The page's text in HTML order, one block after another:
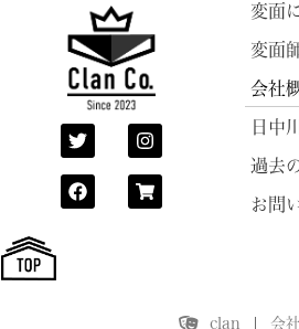
変面
変面
会社
日中
過去
お問
clan 会